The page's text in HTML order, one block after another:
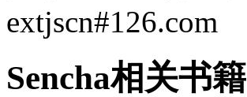
extjscn#126.com
Sencha相关书籍